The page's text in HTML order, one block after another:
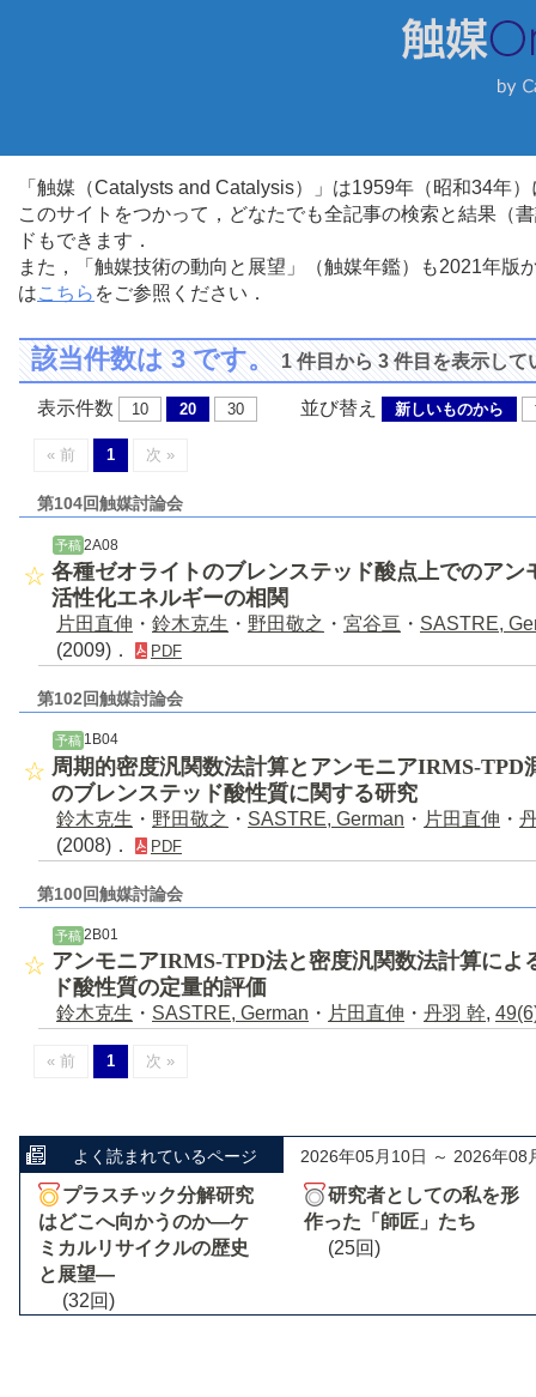
「触媒（Catalysts and Catalysis）」は1959年（昭和34年
このサイトをつかって，どなたでも全記事の検索と結果（
ドもできます．
また，「触媒技術の動向と展望」（触媒年鑑）も2021年
はこちら をご参照ください．
該当件数は 3 です。1 件目から 3 件目を表示して
表示件数 10 20 30 並び替え 新しいものから
« 前 1 次 »
第104回触媒討論会
予稿 2A08
各種ゼオライトのブレンステッド酸点上でのアン
活性化エネルギーの相関
片田直伸 ・ 鈴木克生 ・ 野田敬之 ・ 宮谷亘 ・ SASTRE,
(2009)．
PDF
第102回触媒討論会
予稿 1B04
周期的密度汎関数法計算とアンモニアIRMS-TPD
のブレンステッド酸性質に関する研究
鈴木克生 ・ 野田敬之 ・ SASTRE, German ・ 片田直伸 ・
(2008)．
PDF
第100回触媒討論会
予稿 2B01
アンモニアIRMS-TPD法と密度汎関数法計算によ
ド酸性質の定量的評価
鈴木克生 ・ SASTRE, German ・ 片田直伸 ・ 丹羽 幹,
« 前 1 次 »
よく読まれているページ 2026年05月10日 ～ 2026年08
プラスチック分解研究
はどこへ向かうのか―ケ
ミカルリサイクルの歴史
と展望―
(32回)
研究者としての私を形
作った「師匠」たち
(25回)